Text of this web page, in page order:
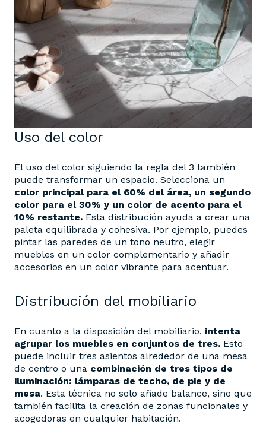
Uso del color
El uso del color siguiendo la regla del 3 también
puede transformar un espacio. Selecciona un
color principal para el 60% del área, un segundo
color para el 30% y un color de acento para el
10% restante. Esta distribución ayuda a crear una
paleta equilibrada y cohesiva. Por ejemplo, puedes
pintar las paredes de un tono neutro, elegir
muebles en un color complementario y añadir
accesorios en un color vibrante para acentuar​.
Distribución del mobiliario
En cuanto a la disposición del mobiliario, intenta
agrupar los muebles en conjuntos de tres. Esto
puede incluir tres asientos alrededor de una mesa
de centro o una combinación de tres tipos de
iluminación: lámparas de techo, de pie y de
mesa. Esta técnica no solo añade balance, sino que
también facilita la creación de zonas funcionales y
acogedoras en cualquier habitación​​.